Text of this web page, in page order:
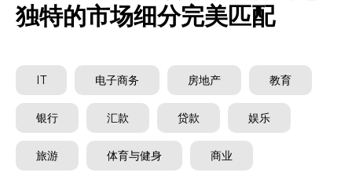
独特的市场细分完美匹配
IT 电子商务 房地产 教育
银行 汇款 贷款 娱乐
旅游 体育与健身 商业